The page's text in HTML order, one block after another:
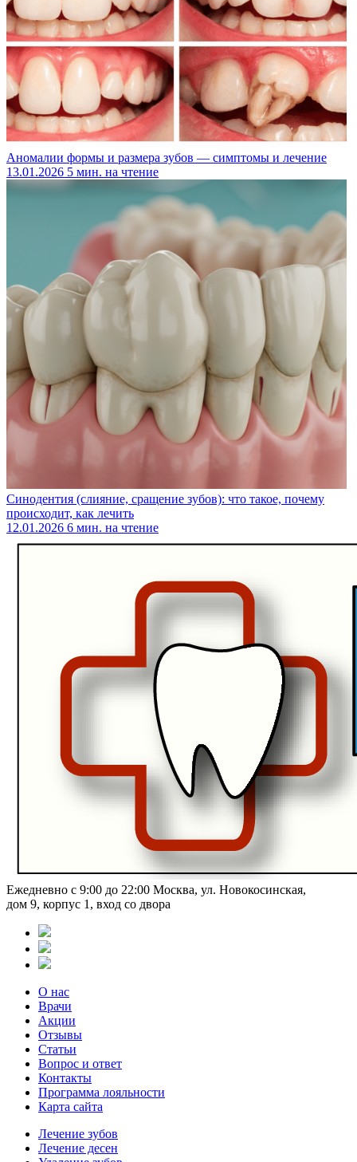
Аномалии формы и размера зубов — симптомы и лечение
13.01.2026 5 мин. на чтение
Синодентия (слияние, сращение зубов): что такое, почему
происходит, как лечить
12.01.2026 6 мин. на чтение
Ежедневно с 9:00 до 22:00 Москва, ул. Новокосинская,
дом 9, корпус 1, вход со двора
О нас
Врачи
Акции
Отзывы
Статьи
Вопрос и ответ
Контакты
Программа лояльности
Карта сайта
Лечение зубов
Лечение десен